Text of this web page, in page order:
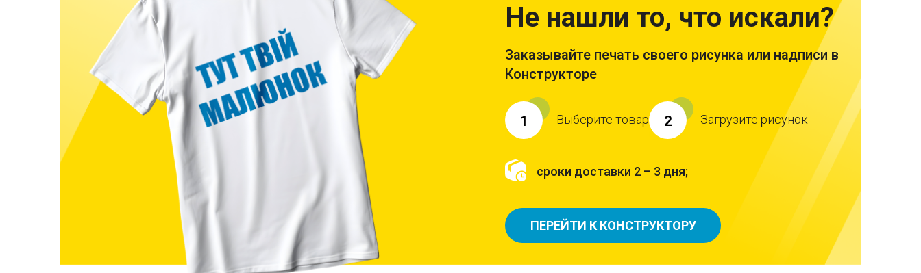
Не нашли то, что искали?
Заказывайте печать своего рисунка или надписи в
Конструкторе
1 Выберите товар 2 Загрузите рисунок
сроки доставки 2 – 3 дня;
ПЕРЕЙТИ К КОНСТРУКТОРУ